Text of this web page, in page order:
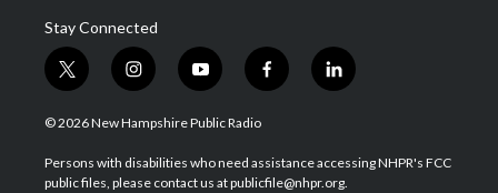
Stay Connected
t
w
i
t
e
i
n
s
a
g
y
o
u
u
b
f
a
b
o
l
i
e
d
© 2026 New Hampshire Public Radio
Persons with disabilities who need assistance accessing NHPR's FCC
public files, please contact us at publicfile@nhpr.org.